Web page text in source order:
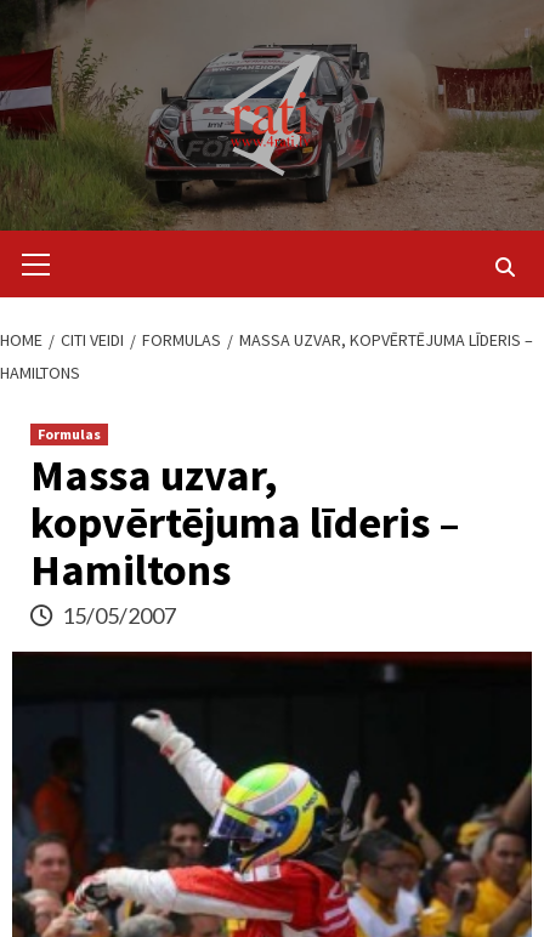
content
Menu
HOME CITI VEIDI FORMULAS
MASSA UZVAR, KOPVĒRTĒJUMA LĪDERIS –
HAMILTONS
Formulas
Massa uzvar,
kopvērtējuma līderis –
Hamiltons
15/05/2007